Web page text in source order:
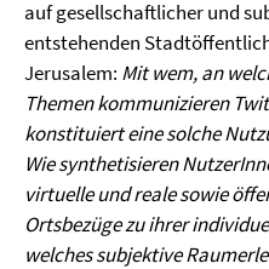
auf gesellschaftlicher und
entstehenden
Jerusalem: Mit wem, an
Themen kommunizieren
konstituiert eine solche
Wie synthetisieren
virtuelle und reale sowie
Ortsbezüge zu ihrer
welches subjektive